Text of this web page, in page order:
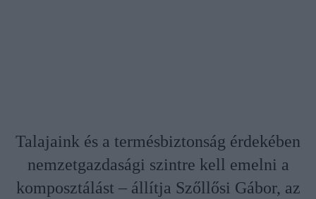
Talajaink és a termésbiztonság érdekében
nemzetgazdasági szintre kell emelni a
komposztálást – állítja Szőllősi Gábor, az